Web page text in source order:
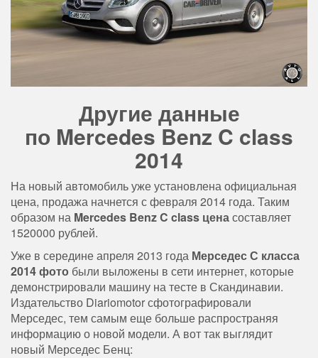
Другие данные
по Mercedes Benz C class
2014
На новый автомобиль уже установлена официальная
цена, продажа начнется с февраля 2014 года. Таким
образом на Mercedes Benz C class ценасоставляет
1520000 рублей.
Уже в середине апреля 2013 года Мерседес С класса
2014 фото были выложены в сети интернет, которые
демонстрировали машину на тесте в Скандинавии.
Издательство Diariomotor сфотографировали
Мерседес, тем самым еще больше распространяя
информацию о новой модели. А вот так выглядит
новый Мерседес Бенц: